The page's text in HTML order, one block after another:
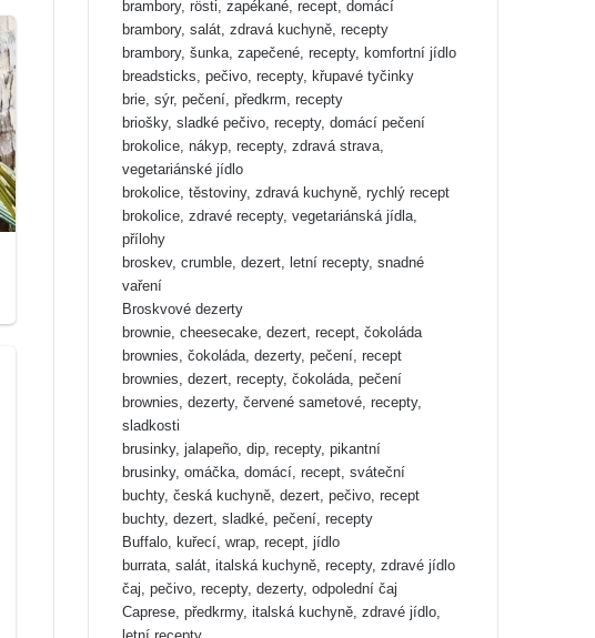
brambory, rösti, zapékané, recept, domácí
brambory, salát, zdravá kuchyně, recepty
brambory, šunka, zapečené, recepty, komfortní jídlo
breadsticks, pečivo, recepty, křupavé tyčinky
brie, sýr, pečení, předkrm, recepty
briošky, sladké pečivo, recepty, domácí pečení
brokolice, nákyp, recepty, zdravá strava,
vegetariánské jídlo
brokolice, těstoviny, zdravá kuchyně, rychlý recept
brokolice, zdravé recepty, vegetariánská jídla,
přílohy
broskev, crumble, dezert, letní recepty, snadné
vaření
Broskvové dezerty
brownie, cheesecake, dezert, recept, čokoláda
brownies, čokoláda, dezerty, pečení, recept
brownies, dezert, recepty, čokoláda, pečení
brownies, dezerty, červené sametové, recepty,
sladkosti
brusinky, jalapeño, dip, recepty, pikantní
brusinky, omáčka, domácí, recept, sváteční
buchty, česká kuchyně, dezert, pečivo, recept
buchty, dezert, sladké, pečení, recepty
Buffalo, kuřecí, wrap, recept, jídlo
burrata, salát, italská kuchyně, recepty, zdravé jídlo
čaj, pečivo, recepty, dezerty, odpolední čaj
Caprese, předkrmy, italská kuchyně, zdravé jídlo,